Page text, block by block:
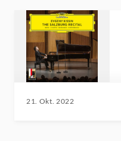
21. Okt. 2022